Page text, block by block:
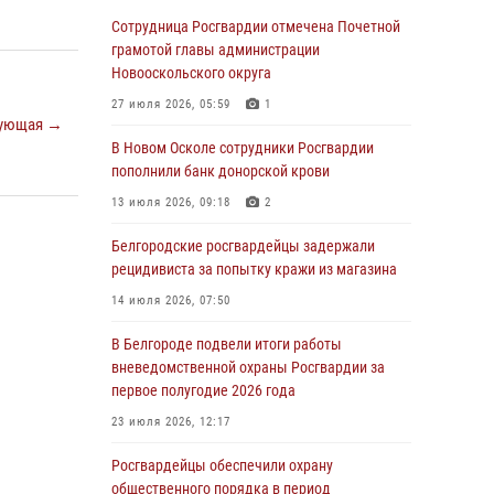
→
При участии Росгвардии в Белгородской
области обеспечена безопасность
празднования Дня воздушно-десантных
03 августа 2026, 11:45 5
Росгвардейцы оказали помощь
дрона ВСУ в Белгородской области
01 августа 2026, 19:35
Росгвардией» прошла в пришкольном лагере
31 июля 2026, 08:38 2
началу учебного года в Яковлевском и
Прохоровском округах
Сотрудница Росгвардии отмечена Почетной
грамотой главы администрации
Новооскольского округа
27 июля 2026, 05:59 1
В Новом Осколе сотрудники Росгвардии
пополнили банк донорской крови
13 июля 2026, 09:18 2
Белгородские росгвардейцы задержали
рецидивиста за попытку кражи из магазина
14 июля 2026, 07:50
В Белгороде подвели итоги работы
вневедомственной охраны Росгвардии за
первое полугодие 2026 года
23 июля 2026, 12:17
Росгвардейцы обеспечили охрану
общественного порядка в период